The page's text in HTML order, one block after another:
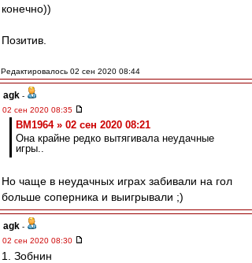
конечно))
Позитив.
Редактировалось 02 сен 2020 08:44
agk -
02 сен 2020 08:35
BM1964 » 02 сен 2020 08:21
Она крайне редко вытягивала неудачные
игры..
Но чаще в неудачных играх забивали на гол
больше соперника и выигрывали ;)
agk -
02 сен 2020 08:30
1. Зобнин